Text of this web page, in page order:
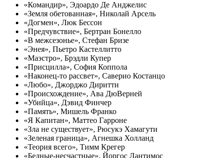
«Командир», Эдоардо Де Анджелис
«Земля обетованная», Николай Арсель
«Догмен», Люк Бессон
«Предчувствие», Бертран Бонелло
«В межсезонье», Стефан Бризе
«Энея», Пьетро Кастеллитто
«Маэстро», Брэдли Купер
«Присцилла», София Коппола
«Наконец-то рассвет», Саверио Костанцо
«Любо», Джорджо Диритти
«Происхождение», Ава ДюВерней
«Убийца», Дэвид Финчер
«Память», Мишель Франко
«Я Капитан», Маттео Гарроне
«Зла не существует», Рюсукэ Хамагути
«Зеленая граница», Агнешка Холланд
«Теория всего», Тимм Крегер
«Бедные-несчастные», Йоргос Лантимос